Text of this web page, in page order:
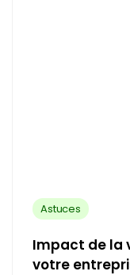
Astuces
Impact de la
votre